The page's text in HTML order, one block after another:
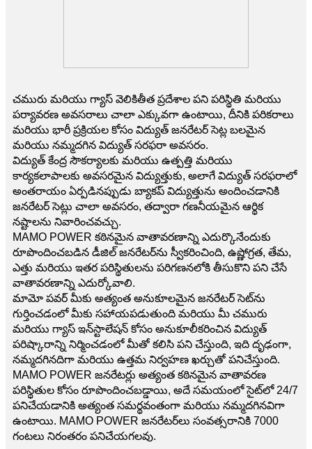
చమురు మరియు గ్యాస్ వెలికితీత ప్రదేశాల పని పరిస్థితి మరియు
పర్యావరణ అవసరాలు చాలా ఎక్కువగా ఉంటాయి, దీనికి పరికరాలు
మరియు భారీ ప్రక్రియల కోసం విద్యుత్ జనరేటర్ సెట్ల బలమైన
మరియు నమ్మదగిన విద్యుత్ సరఫరా అవసరం.
విద్యుత్ కేంద్ర సౌకర్యాలకు మరియు ఉత్పత్తి మరియు
కార్యకలాపాలకు అవసరమైన విద్యుత్తుకు, అలాగే విద్యుత్ సరఫరాలో
అంతరాయం ఏర్పడినప్పుడు బ్యాకప్ విద్యుత్తును అందించడానికి
జనరేటర్ సెట్లు చాలా అవసరం, తద్వారా గణనీయమైన ఆర్థిక
నష్టాలను నివారించవచ్చు.
MAMO POWER కఠినమైన వాతావరణాన్ని ఎదుర్కొనేందుకు
రూపొందించబడిన డీజిల్ జనరేటర్‌ను స్వీకరించింది, ఉష్ణోగ్రత, తేమ,
ఎత్తు మరియు ఇతర పరిస్థితులను పరిగణనలోకి తీసుకొని పని చేసే
వాతావరణాన్ని ఎదుర్కోవాలి.
మామో పవర్ మీకు అత్యంత అనుకూలమైన జనరేటర్ సెట్‌ను
గుర్తించడంలో మీకు సహాయపడుతుంది మరియు మీ చమురు
మరియు గ్యాస్ ఇన్‌స్టాలేషన్ కోసం అనుకూలీకరించిన విద్యుత్
పరిష్కారాన్ని నిర్మించడంలో మీతో కలిసి పని చేస్తుంది, ఇది దృఢంగా,
నమ్మదగినదిగా మరియు ఉత్తమ నిర్వహణ ఖర్చుతో పనిచేస్తుంది.
MAMO POWER జనరేటర్లు అత్యంత కఠినమైన వాతావరణ
పరిస్థితుల కోసం రూపొందించబడ్డాయి, అదే సమయంలో సైట్‌లో 24/7
పనిచేయడానికి అత్యంత సమర్థవంతంగా మరియు నమ్మదగినవిగా
ఉంటాయి. MAMO POWER జనరేటర్‌లు సంవత్సరానికి 7000
గంటలు నిరంతరం పనిచేయగలవు.